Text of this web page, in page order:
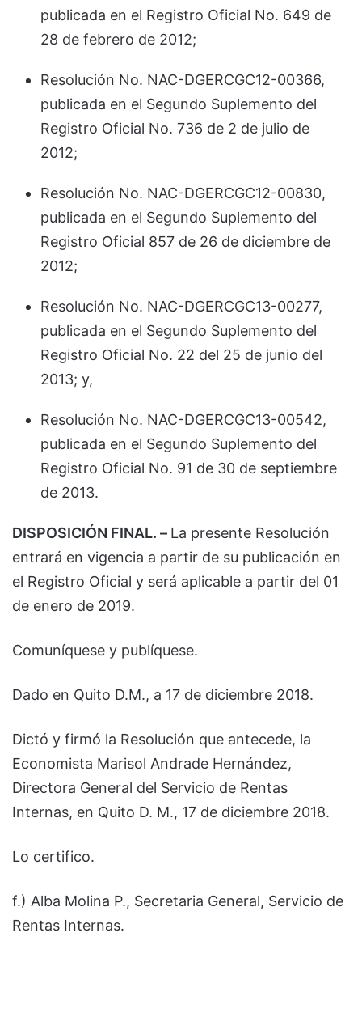
publicada en el Registro Oficial No. 649 de
28 de febrero de 2012;
Resolución No. NAC-DGERCGC12-00366,
publicada en el Segundo Suplemento del
Registro Oficial No. 736 de 2 de julio de
2012;
Resolución No. NAC-DGERCGC12-00830,
publicada en el Segundo Suplemento del
Registro Oficial 857 de 26 de diciembre de
2012;
Resolución No. NAC-DGERCGC13-00277,
publicada en el Segundo Suplemento del
Registro Oficial No. 22 del 25 de junio del
2013; y,
Resolución No. NAC-DGERCGC13-00542,
publicada en el Segundo Suplemento del
Registro Oficial No. 91 de 30 de septiembre
de 2013.
DISPOSICIÓN FINAL. – La presente Resolución
entrará en vigencia a partir de su publicación en
el Registro Oficial y será aplicable a partir del 01
de enero de 2019.
Comuníquese y publíquese.
Dado en Quito D.M., a 17 de diciembre 2018.
Dictó y firmó la Resolución que antecede, la
Economista Marisol Andrade Hernández,
Directora General del Servicio de Rentas
Internas, en Quito D. M., 17 de diciembre 2018.
Lo certifico.
f.) Alba Molina P., Secretaria General, Servicio de
Rentas Internas.